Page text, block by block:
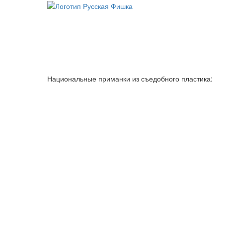
Национальные приманки из съедобного пластика: